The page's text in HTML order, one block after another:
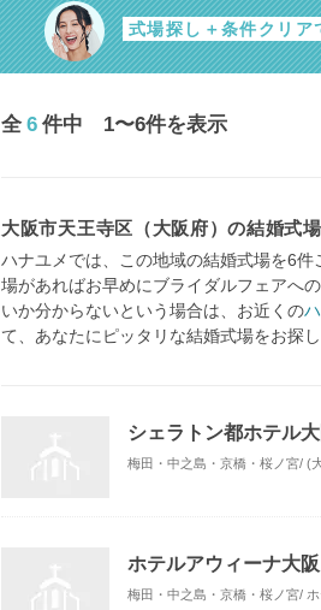
式場探し＋条件クリア
全 6 件中 1〜6件を表示
大阪市天王寺区（大阪府）の結婚式
ハナユメでは、この地域の結婚式場を6
場があればお早めにブライダルフェアへ
いか分からないという場合は、お近くの
て、あなたにピッタリな結婚式場をお探
シェラトン都ホテル
梅田・中之島・京橋・桜ノ宮/ (
ホテルアウィーナ大阪
梅田・中之島・京橋・桜ノ宮/